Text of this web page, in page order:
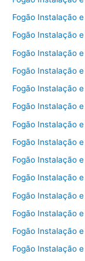
Fogão Instalação
Fogão Instalação
Fogão Instalação
Fogão Instalação
Fogão Instalação
Fogão Instalação
Fogão Instalação
Fogão Instalação
Fogão Instalação
Fogão Instalação
Fogão Instalação
Fogão Instalação
Fogão Instalação
Fogão Instalação